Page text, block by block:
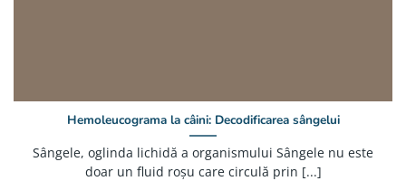
Hemoleucograma la câini: Decodificarea sângelui
Sângele, oglinda lichidă a organismului Sângele nu este
doar un fluid roșu care circulă prin [...]